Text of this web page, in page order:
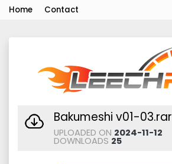
Home Contact
Bakumeshi v01-03.rar
UPLOADED ON 2024-11-12
DOWNLOADS 25